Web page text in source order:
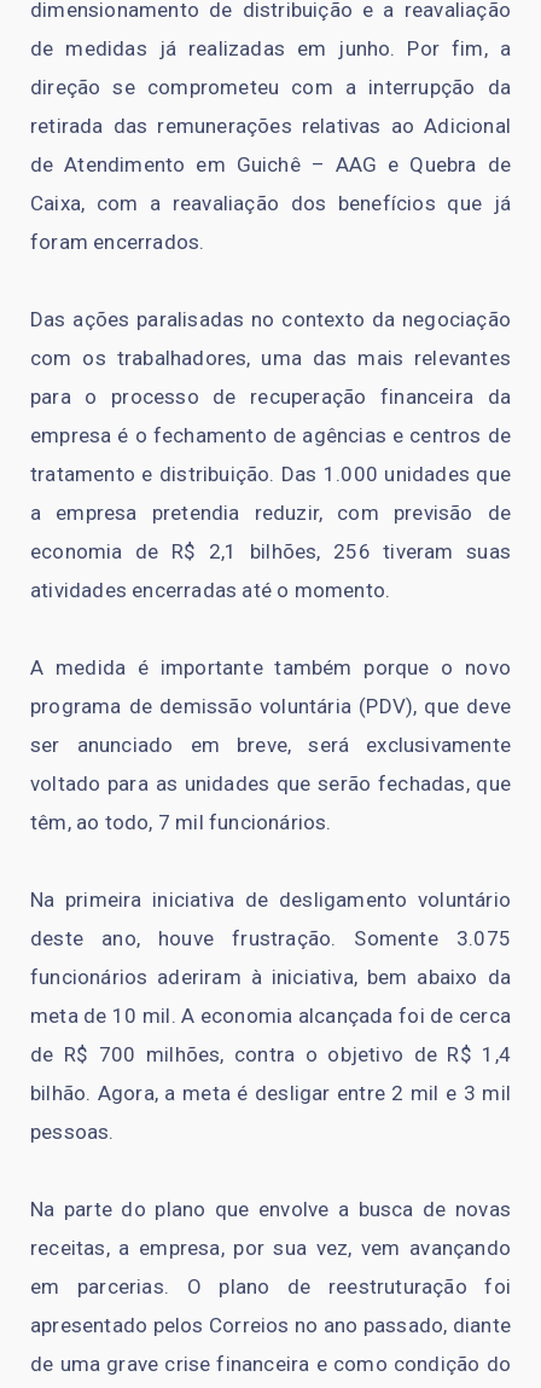
dimensionamento de distribuição e a reavaliação
de medidas já realizadas em junho. Por fim, a
direção se comprometeu com a interrupção da
retirada das remunerações relativas ao Adicional
de Atendimento em Guichê – AAG e Quebra de
Caixa, com a reavaliação dos benefícios que já
foram encerrados.
Das ações paralisadas no contexto da negociação
com os trabalhadores, uma das mais relevantes
para o processo de recuperação financeira da
empresa é o fechamento de agências e centros de
tratamento e distribuição. Das 1.000 unidades que
a empresa pretendia reduzir, com previsão de
economia de R$ 2,1 bilhões, 256 tiveram suas
atividades encerradas até o momento.
A medida é importante também porque o novo
programa de demissão voluntária (PDV), que deve
ser anunciado em breve, será exclusivamente
voltado para as unidades que serão fechadas, que
têm, ao todo, 7 mil funcionários.
Na primeira iniciativa de desligamento voluntário
deste ano, houve frustração. Somente 3.075
funcionários aderiram à iniciativa, bem abaixo da
meta de 10 mil. A economia alcançada foi de cerca
de R$ 700 milhões, contra o objetivo de R$ 1,4
bilhão. Agora, a meta é desligar entre 2 mil e 3 mil
pessoas.
Na parte do plano que envolve a busca de novas
receitas, a empresa, por sua vez, vem avançando
em parcerias. O plano de reestruturação foi
apresentado pelos Correios no ano passado, diante
de uma grave crise financeira e como condição do